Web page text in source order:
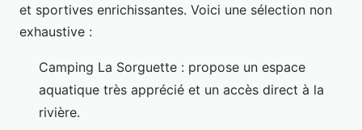
et sportives enrichissantes. Voici une sélection non
exhaustive :
Camping La Sorguette : propose un espace
aquatique très apprécié et un accès direct à la
rivière.